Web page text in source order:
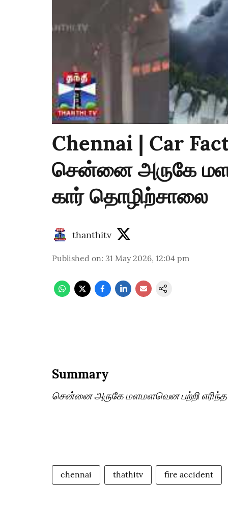
Chennai | Car
சென்னை அருகே
கார் தொழிற்சாலை
thanthitv
Published on: 31 May 2026, 12:04 pm
Summary
சென்னை அருகே மளமளவென பற்றி
chennai thathitv fire accident